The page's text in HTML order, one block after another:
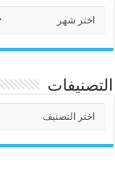
التصنيفات